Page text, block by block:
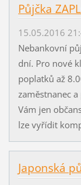
Půjčka
15.05.2016
Nebankovní
dní. Pro nové
poplatků až
zaměstnanec
Vám jen
lze vyřídit
Japonská